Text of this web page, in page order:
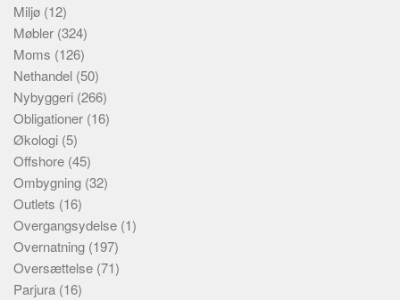
Miljø (12)
Møbler (324)
Moms (126)
Nethandel (50)
Nybyggeri (266)
Obligationer (16)
Økologi (5)
Offshore (45)
Ombygning (32)
Outlets (16)
Overgangsydelse (1)
Overnatning (197)
Oversættelse (71)
Parjura (16)